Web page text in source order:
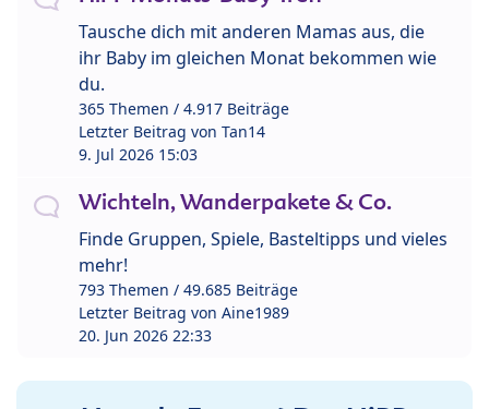
Tausche dich mit anderen Mamas aus, die
ihr Baby im gleichen Monat bekommen wie
du.
365 Themen / 4.917 Beiträge
Letzter Beitrag von Tan14
9. Jul 2026 15:03
Wichteln, Wanderpakete & Co.
Finde Gruppen, Spiele, Basteltipps und vieles
mehr!
793 Themen / 49.685 Beiträge
Letzter Beitrag von Aine1989
20. Jun 2026 22:33